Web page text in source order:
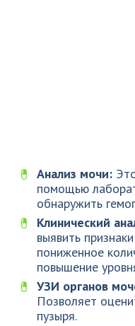
Анализ мочи:
помощью
обнаружить
Клинический
выявить
пониженное
повышение
УЗИ органов
Позволяет
пузыря.